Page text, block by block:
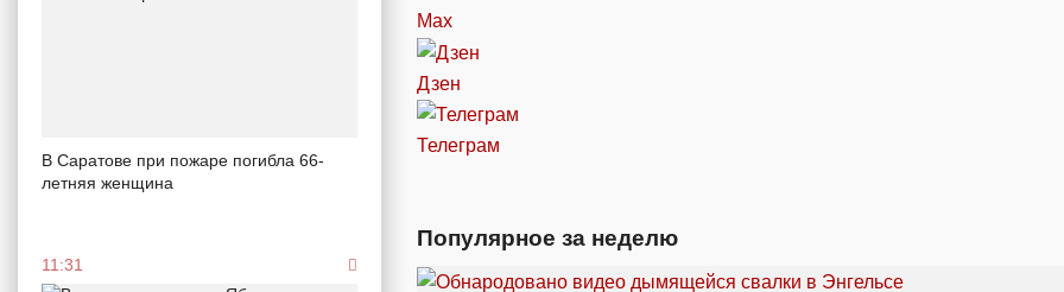
В Саратове при пожаре погибла 66-
летняя женщина
11:31
Max
Дзен
Телеграм
Популярное за неделю